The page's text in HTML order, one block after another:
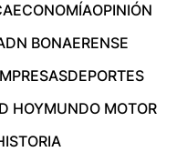
ECONOMÍAOPINIÓN
BONAERENSE
DEPORTES
HOYMUNDO MOTOR